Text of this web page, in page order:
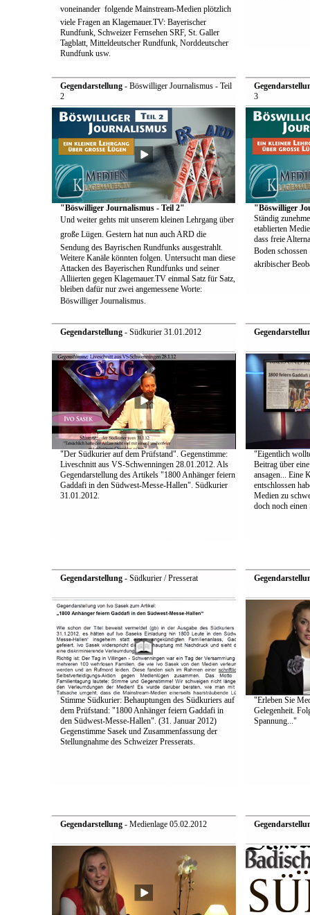
voneinander  folgende Mainstream-Medien plötzlich
viele Fragen an Klagemauer.TV: Bayerischer
Rundfunk, Schweizer Fernsehen SRF, St. Galler
Tagblatt, Mitteldeutscher Rundfunk, Norddeutscher
Rundfunk usw.
Gegendarstellung- Böswilliger Journalismus - Teil
2
"Böswilliger Journalismus - Teil 2"
Und weiter gehts mit unserem kleinen Lehrgang über
große Lügen. Gestern hat nun auch ARD die
Sendung des Bayrischen Rundfunks ausgestrahlt.
Weitere Kanäle könnten folgen. Untersucht man diese
Attacken des Bayerischen Rundfunks und seiner
Alliierten gegen Klagemauer.TV einmal Satz für Satz,
bleiben dafür nur zwei angemessene Worte:
Böswilliger Journalismus.
3
"Böswilliger
Ständig
etablierten
dass freie
Boden schossen
akribischer
Gegendarstellung- Südkurier 31.01.2012
"Der Südkurier auf dem Prüfstand". Gegenstimme:
Liveschnitt aus VS-Schwenningen 28.01.2012. Als
Gegendarstellung des Artikels "1800 Anhänger feiern
Gaddafi in den Südwest-Messe-Hallen". Südkurier
31.01.2012.
"Eigentlich
Beitrag über
ansagen... Eine
entschlossen
Medien zu
doch noch
Gegendarstellung- Südkurier / Presserat
Stimme Südkurier: Behauptungen des Südkuriers auf
dem Prüfstand: "1800 Anhänger feiern Gaddafi in
den Südwest-Messe-Hallen". (31. Januar 2012)
Gegenstimme Sasek und Zusammenfassung der
Stellungnahme des Schweizer Presserats.
"Erleben Sie
Gelegenheit.
Spannung..."
Gegendarstellung- Medienlage 05.02.2012